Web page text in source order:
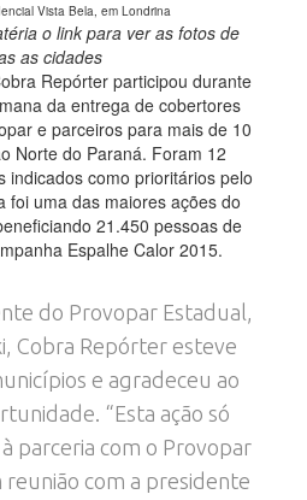
Vista Bela, em Londrina
o link para ver as fotos de
as cidades
Repórter participou durante
da entrega de cobertores
e parceiros para mais de 10
Norte do Paraná. Foram 12
indicados como prioritários pelo
foi uma das maiores ações do
21.450 pessoas de
Espalhe Calor 2015.
do Provopar Estadual,
Cobra Repórter esteve
e agradeceu ao
“Esta ação só
parceria com o Provopar
com a presidente